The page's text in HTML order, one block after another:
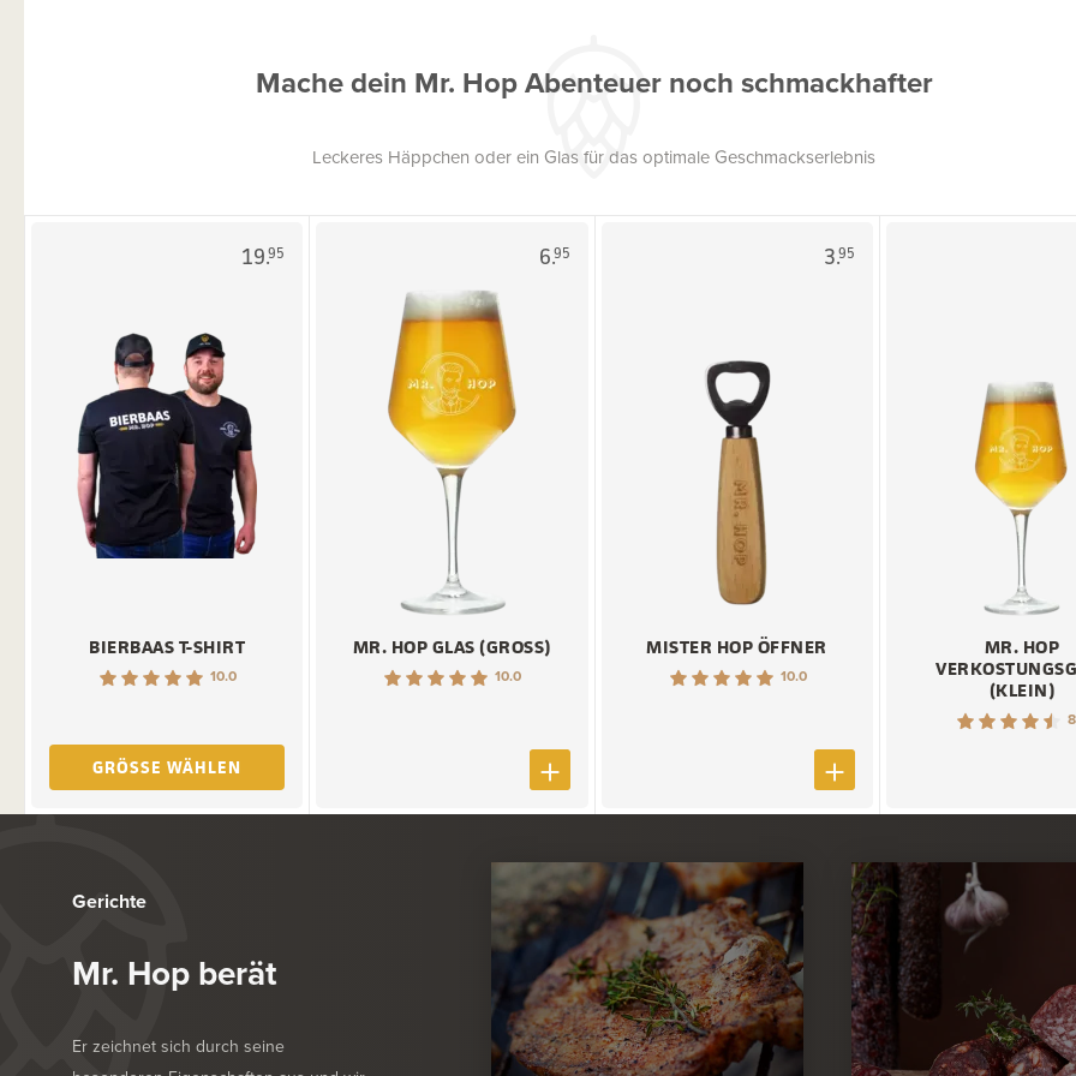
Mache dein Mr. Hop Abenteuer noch schmackhafter
Leckeres Häppchen oder ein Glas für das optimale Geschmackserlebnis
19.95
BIERBAAS T-SHIRT
10.0
GRÖSSE WÄHLEN
6.95
MR. HOP GLAS (GROSS)
10.0
3.95
MISTER HOP ÖFFNER
10.0
MR. HOP
(KLEIN)
Gerichte
Mr. Hop berät
Er zeichnet sich durch seine